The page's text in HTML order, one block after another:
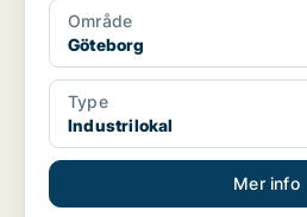
Område
Göteborg
Type
Industrilokal
Mer info